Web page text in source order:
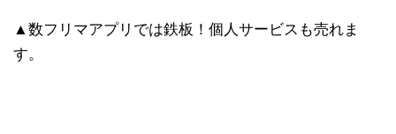
▲数フリマアプリでは鉄板！個人サービスも売れま
す。